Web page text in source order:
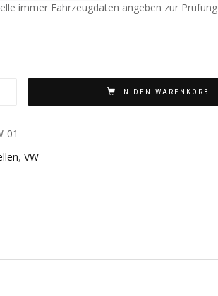
immer Fahrzeugdaten angeben zur Prüfung
IN DEN WARENKORB
01
, VW